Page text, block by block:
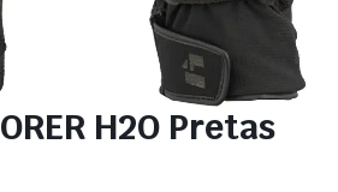
H2O Pretas